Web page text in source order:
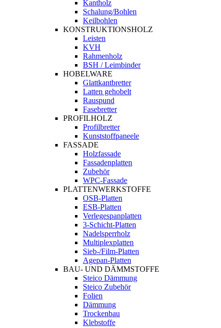
Kantholz
Schalung/Bohlen
Keilbohlen
KONSTRUKTIONSHOLZ
Leisten
KVH
Rahmenholz
BSH / Leimbinder
HOBELWARE
Glattkantbretter
Latten gehobelt
Rauspund
Fasebretter
PROFILHOLZ
Profilbretter
Kunststoffpaneele
FASSADE
Holzfassade
Fassadenplatten
Zubehör
WPC-Fassade
PLATTENWERKSTOFFE
OSB-Platten
ESB-Platten
Verlegespanplatten
3-Schicht-Platten
Nadelsperrholz
Multiplexplatten
Sieb-/Film-Platten
Agepan-Platten
BAU- UND DÄMMSTOFFE
Steico Dämmung
Steico Zubehör
Folien
Dämmung
Trockenbau
Klebstoffe